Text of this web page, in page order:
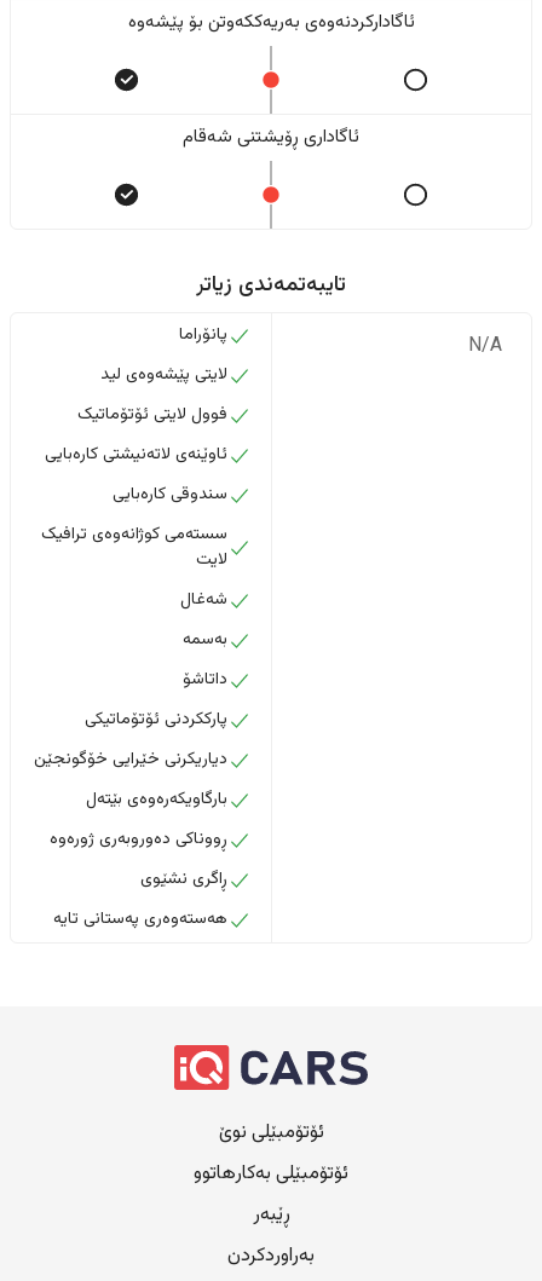
ئاگادارکردنەوەی بەریەککەوتن بۆ پێشەوە
ئاگاداری ڕۆیشتنی شەقام
تایبەتمەندی زیاتر
N/A
پانۆراما
لایتی پێشەوەی لید
فوول لایتی ئۆتۆماتیک
ئاوێنەی لاتەنیشتی کارەبایی
سندوقی کارەبایی
سستەمی کوژانەوەی ترافیک
لایت
شەغال
بەسمە
داتاشۆ
پارککردنی ئۆتۆماتیکی
دیاریکرنی خێرایی خۆگونجێن
بارگاویکەرەوەی بێتەل
ڕووناکی دەوروبەری ژورەوە
ڕاگری نشێوی
هەستەوەری پەستانی تایە
ئۆتۆمبێلی نوێ
ئۆتۆمبێلی بەکارهاتوو
ڕێبەر
بەراوردکردن